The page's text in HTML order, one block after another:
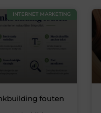
INTERNET MARKETING
fouten